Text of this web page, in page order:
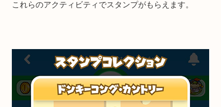
これらのアクティビティでスタンプがもらえます。